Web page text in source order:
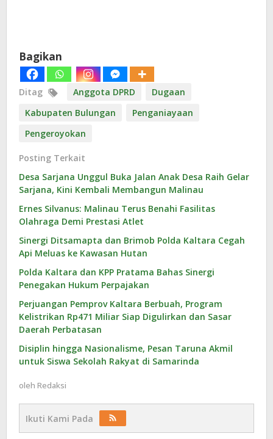
Bagikan
Ditag Anggota DPRD
Dugaan
Kabupaten Bulungan
Penganiayaan
Pengeroyokan
Posting Terkait
Desa Sarjana Unggul Buka Jalan Anak Desa Raih Gelar
Sarjana, Kini Kembali Membangun Malinau
Ernes Silvanus: Malinau Terus Benahi Fasilitas
Olahraga Demi Prestasi Atlet
Sinergi Ditsamapta dan Brimob Polda Kaltara Cegah
Api Meluas ke Kawasan Hutan
Polda Kaltara dan KPP Pratama Bahas Sinergi
Penegakan Hukum Perpajakan
Perjuangan Pemprov Kaltara Berbuah, Program
Kelistrikan Rp471 Miliar Siap Digulirkan dan Sasar
Daerah Perbatasan
Disiplin hingga Nasionalisme, Pesan Taruna Akmil
untuk Siswa Sekolah Rakyat di Samarinda
oleh Redaksi
Ikuti Kami Pada